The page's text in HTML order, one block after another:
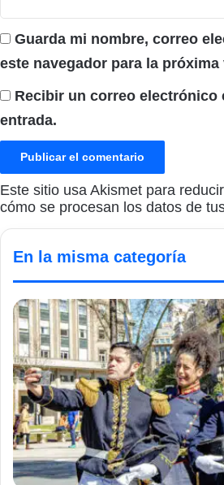
Guarda mi nombre, correo
este navegador para la próxima
Recibir un correo electrónico
entrada.
Este sitio usa Akismet para
cómo se procesan los datos de
En la misma categoría